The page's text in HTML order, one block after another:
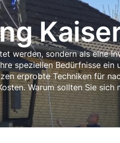
werden, sondern als eine
speziellen Bedürfnisse
erprobte Techniken für
Warum sollten Sie sich